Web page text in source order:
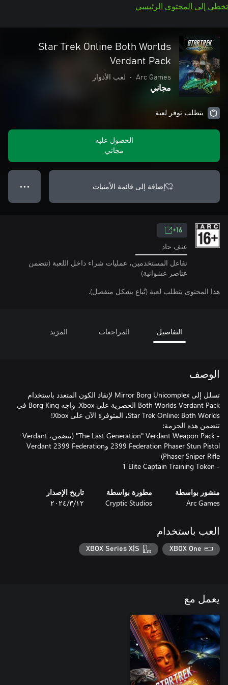
تخطي إلى المحتوى الرئيسي
Star Trek Online Both Worlds
Verdant Pack
Arc Games
• لعب الأدوار
مجاني
يتطلب توفر لعبة
الحصول عليه
مجاني
إضافة إلى قائمة الأمنيات ● ● ●
16+
عنف حاد
تفاعل المستخدمين، عمليات شراء داخل اللعبة (تتضمن
عناصر عشوائية)
هذا المحتوى يتطلب لعبة (تُباع بشكل منفصل).
التفاصيل المراجعات المزيد
الوصف
تسلل إلى Mirror Borg Unicomplex لإنقاذ الكون المتعدد باستخدام
Both Worlds Verdant Pack الحصرية على Xbox. واجه Borg King في
- ‎"The Last Generation" Verdant Weapon Pack (تتضمن، Verdant
2399 Federation Phaser Stun Pistol وVerdant 2399 Federation
- ‎1 Elite Captain Training Token
منشور بواسطة
Arc Games
مطورة بواسطة
Cryptic Studios
تاريخ الإصدار
١٢‏/٣‏/٢٠٢٤
العب باستخدام
XBOX One
XBOX Series X|S
يعمل مع